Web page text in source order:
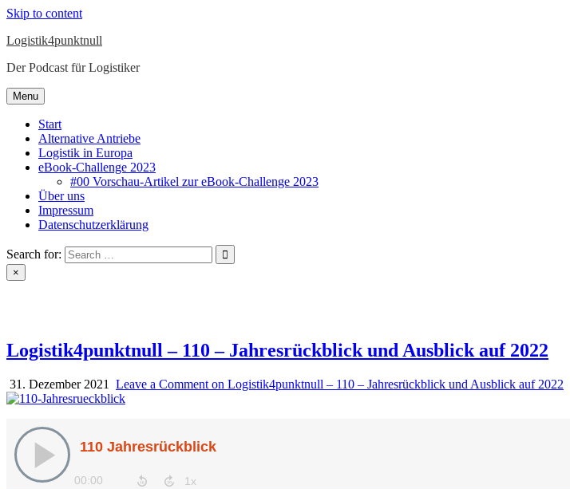
Skip to content
Logistik4punktnull
Der Podcast für Logistiker
Menu
Start
Alternative Antriebe
Logistik in Europa
eBook-Challenge 2023
#00 Vorschau-Artikel zur eBook-Challenge 2023
Über uns
Impressum
Datenschutzerklärung
Search for:
×
Logistik4punktnull – 110 – Jahresrückblick und Ausblick auf 2022
31. Dezember 2021 Leave a Comment on Logistik4punktnull – 110 – Jahresrückblick und Ausblick auf 2022